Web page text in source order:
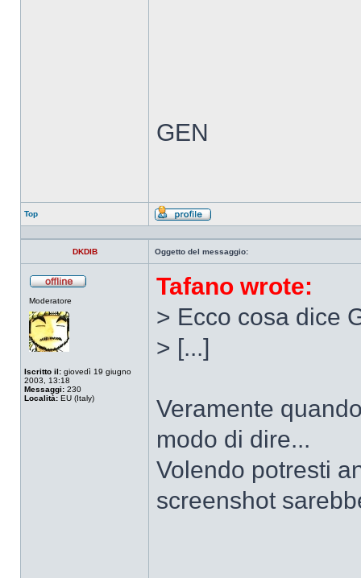
GEN
Top
Profilo
DKDIB Oggetto del messaggio:
Moderatore
Iscritto il: giovedì 19 giugno
2003, 13:18
Messaggi: 230
Località: EU (Italy)
Tafano wrote:
> Ecco cosa dice
> [...]
Veramente
modo di dire...
Volendo potresti
screenshot